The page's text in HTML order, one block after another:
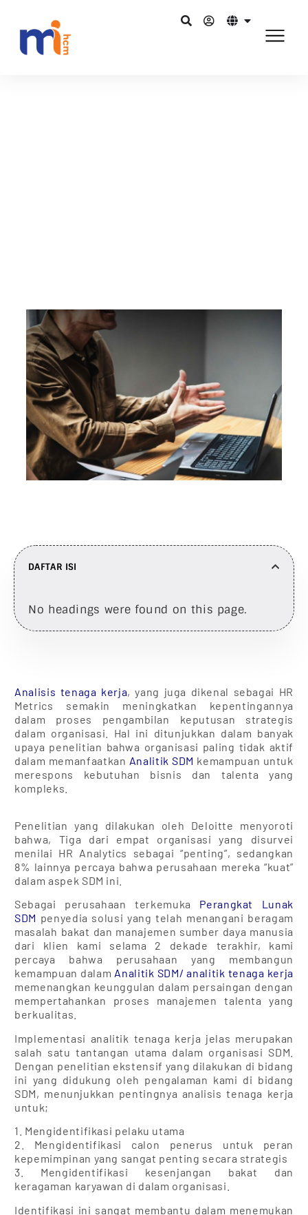
DAFTAR ISI
No headings were found on this page.
Analisis tenaga kerja, yang juga dikenal sebagai HR
Metrics semakin meningkatkan kepentingannya
dalam proses pengambilan keputusan strategis
dalam organisasi. Hal ini ditunjukkan dalam banyak
upaya penelitian bahwa organisasi paling tidak aktif
dalam memanfaatkan Analitik SDM kemampuan untuk
merespons kebutuhan bisnis dan talenta yang
kompleks.
Penelitian yang dilakukan oleh Deloitte menyoroti
bahwa, Tiga dari empat organisasi yang disurvei
menilai HR Analytics sebagai “penting”, sedangkan
8% lainnya percaya bahwa perusahaan mereka “kuat”
dalam aspek SDM ini.
Sebagai perusahaan terkemuka Perangkat Lunak
SDM penyedia solusi yang telah menangani beragam
masalah bakat dan manajemen sumber daya manusia
dari klien kami selama 2 dekade terakhir, kami
percaya bahwa perusahaan yang membangun
kemampuan dalam Analitik SDM/analitik tenaga kerja
memenangkan keunggulan dalam persaingan dengan
mempertahankan proses manajemen talenta yang
berkualitas.
Implementasi analitik tenaga kerja jelas merupakan
salah satu tantangan utama dalam organisasi SDM.
Dengan penelitian ekstensif yang dilakukan di bidang
ini yang didukung oleh pengalaman kami di bidang
SDM, menunjukkan pentingnya analisis tenaga kerja
untuk;
1. Mengidentifikasi pelaku utama
2. Mengidentifikasi calon penerus untuk peran
kepemimpinan yang sangat penting secara strategis
3. Mengidentifikasi kesenjangan bakat dan
keragaman karyawan di dalam organisasi.
Identifikasi ini sangat membantu dalam menemukan